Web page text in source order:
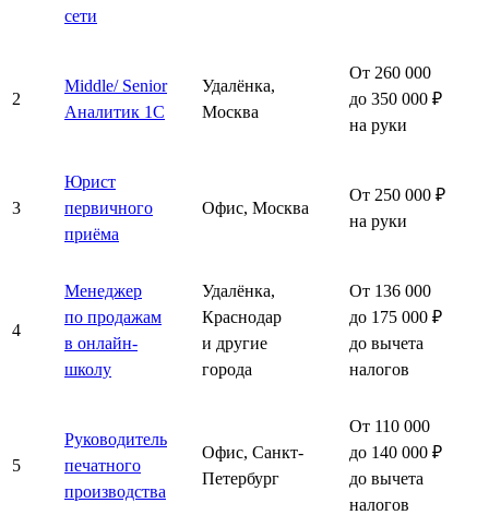
сети
2
Middle/ Senior
Аналитик 1С
Удалёнка,
Москва
От 260 000
до 350 000 ₽
на руки
3
Юрист
первичного
приёма
Офис, Москва
От 250 000 ₽
на руки
4
Менеджер
по продажам
в онлайн-
школу
Удалёнка,
Краснодар
и другие
города
От 136 000
до 175 000 ₽
до вычета
налогов
5
Руководитель
печатного
производства
Офис, Санкт-
Петербург
От 110 000
до 140 000 ₽
до вычета
налогов